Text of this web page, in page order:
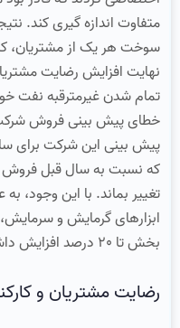
متفاوت اندازه گیری کند.
سوخت هر یک از مشتریان،
نهایت افزایش رضایت
تمام شدن غیرمترقبه نفت
که نسبت به سال قبل فروش
تغییر بماند. با این وجود،
ابزارهای گرمایش و
بخش تا 20 درصد افزایش داشته باشد.»
رضایت مشتریان و